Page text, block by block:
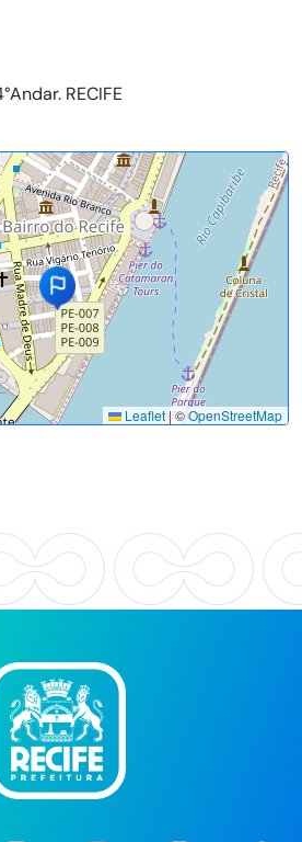
RECIFE
Leaflet |©OpenStreetMap